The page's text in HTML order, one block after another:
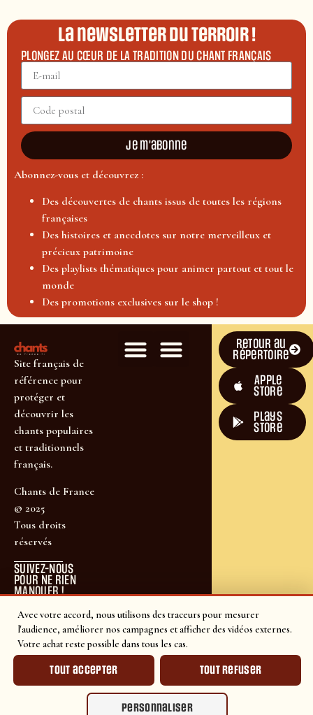
Avec votre accord, nous utilisons des traceurs pour mesurer
l'audience, améliorer nos campagnes et afficher des vidéos externes.
Votre achat reste possible dans tous les cas.
Tout accepter Tout refuser
Personnaliser
La newsletter du terroir !
PLONGEZ AU CŒUR DE LA TRADITION DU CHANT FRANÇAIS
Je m'abonne
Abonnez-vous et découvrez :
Des découvertes de chants issus de toutes les régions
françaises
Des histoires et anecdotes sur notre merveilleux et
précieux patrimoine
Des playlists thématiques pour animer partout et tout le
monde
Des promotions exclusives sur le shop !
Site français de
référence pour
protéger et
découvrir les
chants populaires
et traditionnels
français.
Chants de France
© 2025
Tous droits
réservés
SUIVEZ-NOUS
POUR NE RIEN
MANQUER !
Retour au
répertoire
Apple
Store
plays
store